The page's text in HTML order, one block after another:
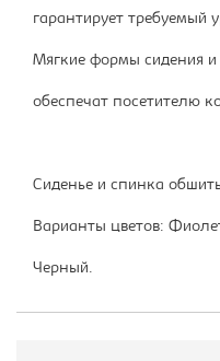
гарантирует требуемый
Мягкие формы сидения
обеспечат посетителю
Сиденье и спинка
Варианты цветов:
Черный.